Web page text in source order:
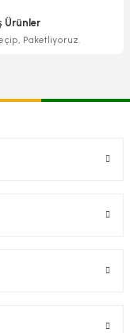
Ürünler
Paketliyoruz.